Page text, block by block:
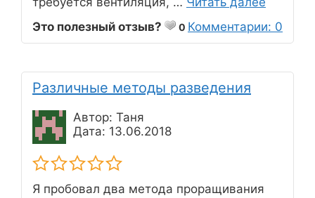
Это полезный отзыв?
0 Комментарии: 0
Различные методы разведения
Автор: Таня
Дата: 13.06.2018
Я пробовал два метода проращивания